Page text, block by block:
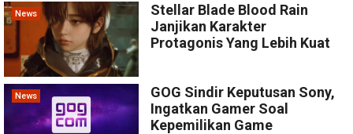
News
Stellar Blade Blood Rain
Janjikan Karakter
Protagonis Yang Lebih Kuat
News
GOG Sindir Keputusan Sony,
Ingatkan Gamer Soal
Kepemilikan Game